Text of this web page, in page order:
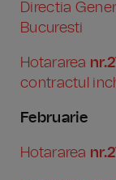
Directia
Bucuresti
Hotararea
contractul
Februarie
Hotararea